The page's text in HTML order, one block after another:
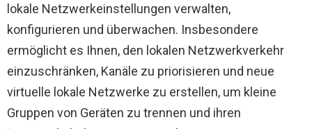
lokale Netzwerkeinstellungen verwalten,
konfigurieren und überwachen. Insbesondere
ermöglicht es Ihnen, den lokalen Netzwerkverkehr
einzuschränken, Kanäle zu priorisieren und neue
virtuelle lokale Netzwerke zu erstellen, um kleine
Gruppen von Geräten zu trennen und ihren